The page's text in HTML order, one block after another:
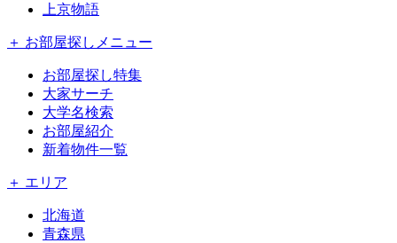
上京物語
＋ お部屋探しメニュー
お部屋探し特集
大家サーチ
大学名検索
お部屋紹介
新着物件一覧
＋ エリア
北海道
青森県